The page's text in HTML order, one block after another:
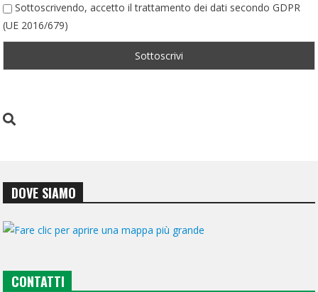
Sottoscrivendo, accetto il trattamento dei dati secondo GDPR
(UE 2016/679)
DOVE SIAMO
CONTATTI